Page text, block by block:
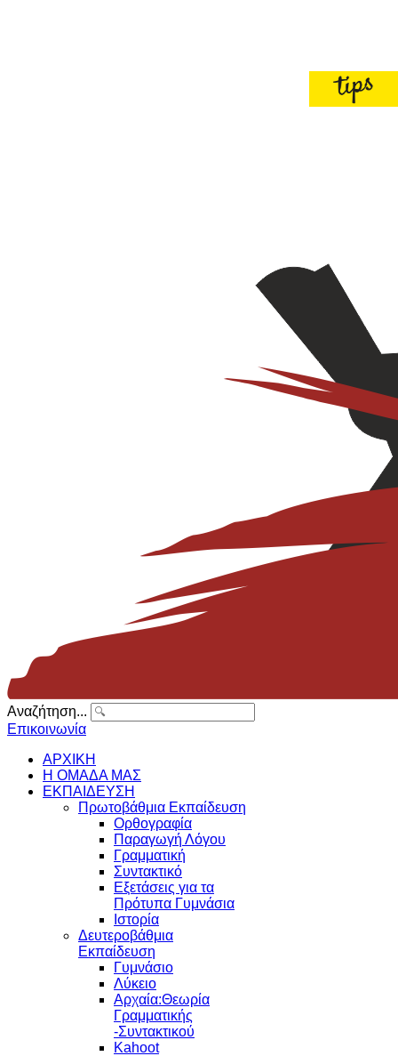
Αναζήτηση...
Επικοινωνία
ΑΡΧΙΚΗ
Η ΟΜΑΔΑ ΜΑΣ
ΕΚΠΑΙΔΕΥΣΗ
Πρωτοβάθμια Εκπαίδευση
Ορθογραφία
Παραγωγή Λόγου
Γραμματική
Συντακτικό
Εξετάσεις για τα
Πρότυπα Γυμνάσια
Ιστορία
Δευτεροβάθμια
Εκπαίδευση
Γυμνάσιο
Λύκειο
Αρχαία:Θεωρία
Γραμματικής
-Συντακτικού
Kahoot